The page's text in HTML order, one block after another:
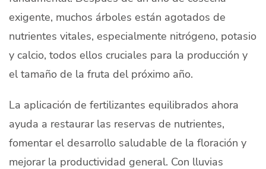
exigente, muchos árboles están agotados de
nutrientes vitales, especialmente nitrógeno, potasio
y calcio, todos ellos cruciales para la producción y
el tamaño de la fruta del próximo año.
La aplicación de fertilizantes equilibrados ahora
ayuda a restaurar las reservas de nutrientes,
fomentar el desarrollo saludable de la floración y
mejorar la productividad general. Con lluvias